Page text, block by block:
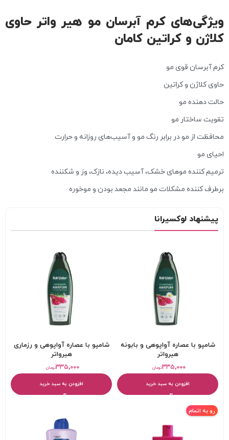
ویژگی‌های کرم آبرسان مو هیر واتر حاوی
کلاژن و کراتین کامان
کرم آبرسان قوی مو
حاوی کلاژن و کراتین
حالت دهنده مو
تقویت ساختار مو
محافظت از مو در برابر رنگ مو و آسیب‌های روزانه و حرارت
احیای مو
ترمیم کننده موهای خشک، آسیب دیده، نازک، وز و شکننده
برطرف کننده مشکلات مو مانند مجعد بودن و موخوره
پیشنهاد لوکسیرانا
شامپو با عصاره آواپوهی و بابونه
هیرواتر
تومان۳۳۵,۰۰۰
افزودن به سبد خرید
شامپو با عصاره آواپوهی و رزماری
هیرواتر
تومان۳۳۵,۰۰۰
افزودن به سبد خرید
رو به اتمام